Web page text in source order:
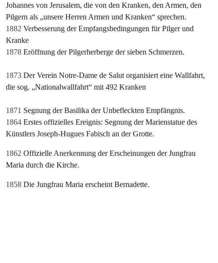
Johannes von Jerusalem, die von den Kranken, den Armen, den
Pilgern als „unsere Herren Armen und Kranken“ sprechen.
1882 Verbesserung der Empfangsbedingungen für Pilger und
Kranke
1878 Eröffnung der Pilgerherberge der sieben Schmerzen.
1873 Der Verein Notre-Dame de Salut organisiert eine Wallfahrt,
die sog. „Nationalwallfahrt“ mit 492 Kranken
1871 Segnung der Basilika der Unbefleckten Empfängnis.
1864 Erstes offizielles Ereignis: Segnung der Marienstatue des
Künstlers Joseph-Hugues Fabisch an der Grotte.
1862 Offizielle Anerkennung der Erscheinungen der Jungfrau
Maria durch die Kirche.
1858 Die Jungfrau Maria erscheint Bernadette.